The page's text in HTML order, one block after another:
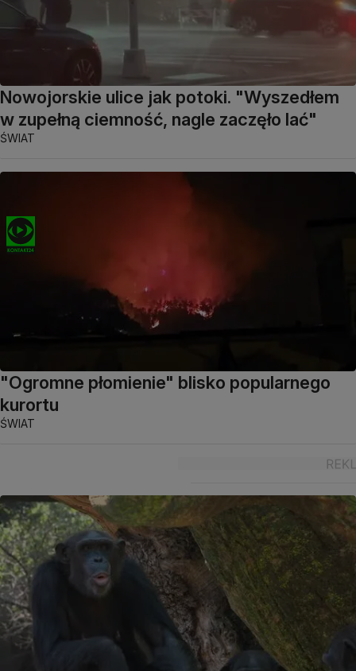
Nowojorskie ulice jak potoki. "Wyszedłem
w zupełną ciemność, nagle zaczęło lać"
ŚWIAT
"Ogromne płomienie" blisko popularnego
kurortu
ŚWIAT